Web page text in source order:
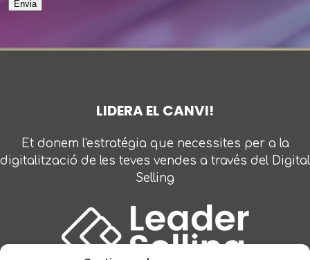
Envia
LIDERA EL CANVI!
Et donem l'estratégia que necessites per a la
digitalització de les teves vendes a través del Digital
Selling